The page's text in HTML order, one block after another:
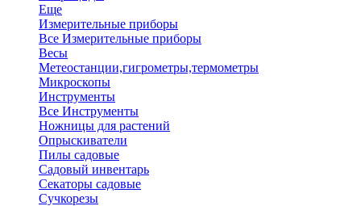
Еще
Измерительные приборы
Все Измерительные приборы
Весы
Метеостанции,гигрометры,термометры
Микроскопы
Инструменты
Все Инструменты
Ножницы для растений
Опрыскиватели
Пилы садовые
Садовый инвентарь
Секаторы садовые
Сучкорезы